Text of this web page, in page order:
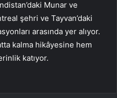
Munar ve
şehri ve Tayvan’daki
arasında yer alıyor.
kalma hikâyesine hem
katıyor.